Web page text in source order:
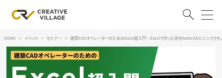
ログイン 会員登録
HOME イベント セミナー 建築CADオペレーターのためのExcel超入門～Excelで作った表をAutoCADにリンクさせ